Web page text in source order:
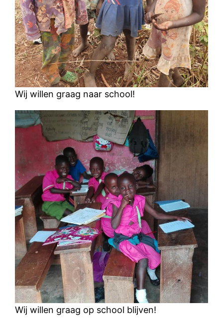
Wij willen graag naar school!
Wij willen graag op school blijven!